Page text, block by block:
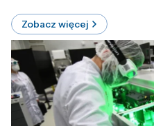
Zobacz więcej